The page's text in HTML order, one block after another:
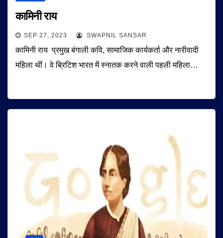
कामिनी राय
SEP 27, 2023 SWAPNIL SANSAR
कामिनी राय प्रमुख बंगाली कवि, सामाजिक कार्यकर्ता और नारीवादी
महिला थीं। वे ब्रिटिश भारत में स्नातक करने वाली पहली महिला…